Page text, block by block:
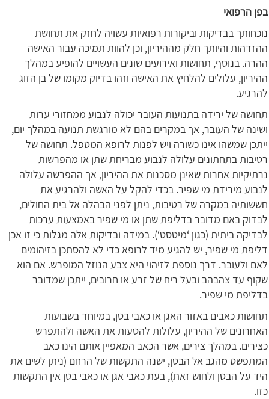
בפן הרפואי
נוכחותך בבדיקות וביקורות רפואיות עשויה לחזק את תחושת
ההזדהות והיותך חלק מההיריון, וכן להוות תמיכה עבור האישה
ההרה. בנוסף, תחושות ואירועים שונים העשויים להופיע במהלך
ההיריון, עלולים להלחיץ את האישה וזהו בדיוק מקומו של בן הזוג
להרגיע.
תחושה של ירידה בתנועות העובר יכולה לנבוע ממחזורי ערות
ושינה של העובר, אך במקרים בהם לא מורגשת תנועה במהלך יום,
ייתכן שמשהו אינו כשורה ויש לפנות לרופא המטפל. תחושה של
רטיבות בתחתונים עלולה לנבוע מבריחת שתן או מהפרשות
נרתיקיות אחרות שאינן מסכנות את ההיריון, אך ההפרשה עלולה
לנבוע מירידת מי שפיר. בכדי להקל על האשה ולהרגיע את
חששותיה במקרה של רטיבות, ניתן לפני הבהלה אל בית החולים,
לבדוק באם מדובר בדליפת שתן או מי שפיר באמצעות ערכות
לבדיקה ביתית (כגון ‘מיטסט‘). במידה ובדיקות אלה מגלות כי זו אכן
דליפת מי שפיר, יש להגיע מיד לרופא כדי לא להסתכן בזיהומים
לאם ולעובר. דרך נוספת לזיהוי היא צבע הנוזל המופרש. אם הוא
שקוף עד צהבהב ובעל ריח של זרע או חרובים, ייתכן שמדובר
בדליפת מי שפיר.
תחושות כאבים באזור האגן או כאבי בטן, במיוחד בשבועות
האחרונים של ההיריון, עלולות להטעות את האשה ולהתפרש
כצירים. במהלך צירים, אשר הכאב המאפיין אותם הינו כאב
המתפשט מהגב אל הבטן, ישנה התקשות של הרחם (ניתן לשים את
היד על הבטן ולחוש זאת), בעת כאבי אגן או כאבי בטן אין התקשות
כזו.